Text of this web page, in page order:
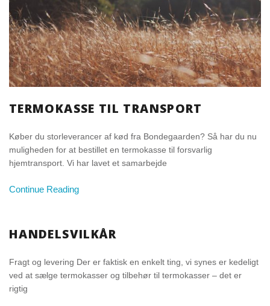
TERMOKASSE TIL TRANSPORT
Køber du storleverancer af kød fra Bondegaarden? Så har du nu
muligheden for at bestillet en termokasse til forsvarlig
hjemtransport. Vi har lavet et samarbejde
Continue Reading
HANDELSVILKÅR
Fragt og levering Der er faktisk en enkelt ting, vi synes er kedeligt
ved at sælge termokasser og tilbehør til termokasser – det er
rigtig